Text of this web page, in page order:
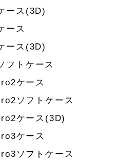
ース(3D)
ース
ース(3D)
フトケース
ケース
ソフトケース
ケース(3D)
ケース
ソフトケース